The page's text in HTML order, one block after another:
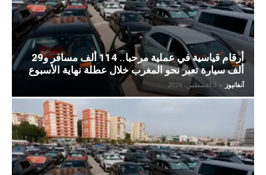
أرقام قياسية في عملية مرحبا.. 114 ألف مسافر و29
ألف سيارة تعبر نحو المغرب خلال عطلة نهاية الأسبوع
آنفانيوز - 3 أغسطس، 2026